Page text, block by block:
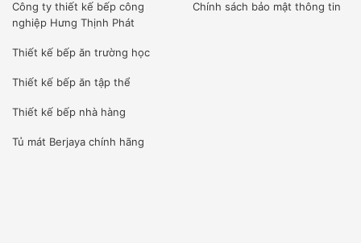
Công ty thiết kế bếp công
nghiệp Hưng Thịnh Phát
Thiết kế bếp ăn trường học
Thiết kế bếp ăn tập thể
Thiết kế bếp nhà hàng
Tủ mát Berjaya chính hãng
Chính sách bảo mật thông tin